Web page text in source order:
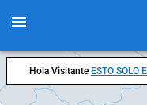
Hola Visitante ESTO SOLO